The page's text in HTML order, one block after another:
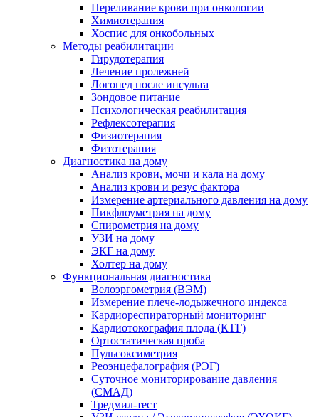
Переливание крови при онкологии
Химиотерапия
Хоспис для онкобольных
Методы реабилитации
Гирудотерапия
Лечение пролежней
Логопед после инсульта
Зондовое питание
Психологическая реабилитация
Рефлексотерапия
Физиотерапия
Фитотерапия
Диагностика на дому
Анализ крови, мочи и кала на дому
Анализ крови и резус фактора
Измерение артериального давления на дому
Пикфлоуметрия на дому
Спирометрия на дому
УЗИ на дому
ЭКГ на дому
Холтер на дому
Функциональная диагностика
Велоэргометрия (ВЭМ)
Измерение плече-лодыжечного индекса
Кардиореспираторный мониторинг
Кардиотокография плода (КТГ)
Ортостатическая проба
Пульсоксиметрия
Реоэнцефалография (РЭГ)
Суточное мониторирование давления
(СМАД)
Тредмил-тест